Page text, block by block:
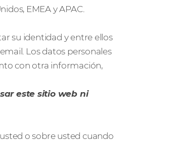
EMEA y APAC.
su identidad y entre ellos
Los datos personales
con otra información,
este sitio web ni
o sobre usted cuando